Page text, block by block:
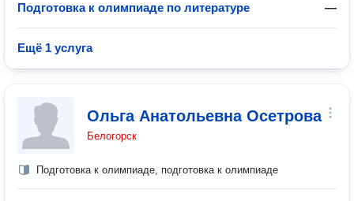
Подготовка к олимпиаде по литературе —
Ещё 1 услуга
Ольга Анатольевна Осетрова
Белогорск
Подготовка к олимпиаде, подготовка к олимпиаде